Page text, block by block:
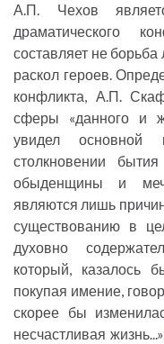
А.П. Чехов
драматического
составляет не
раскол героев.
конфликта, А.П.
сферы «данного и
увидел основной
столкновении
обыденщины и
являются лишь
существованию в
духовно
который, казалось
покупая имение,
скорее бы
несчастливая жизнь...»